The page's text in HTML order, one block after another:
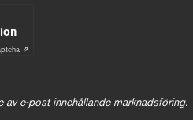
⇗
e-post innehållande marknadsföring.